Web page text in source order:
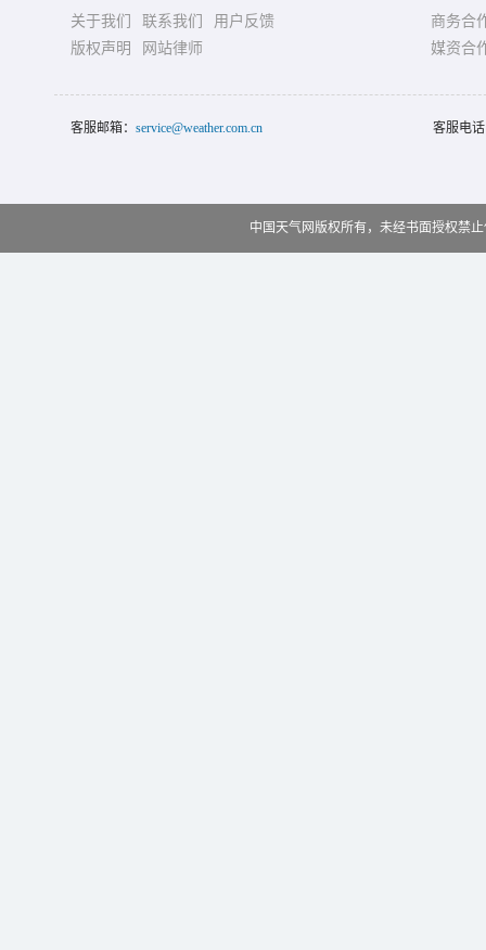
关于我们 联系我们
用户反馈
版权声明
网站律师
商务合
媒资合
客服邮箱： service@weather.com.cn 客服电
中国天气网版权所有，未经书面授权